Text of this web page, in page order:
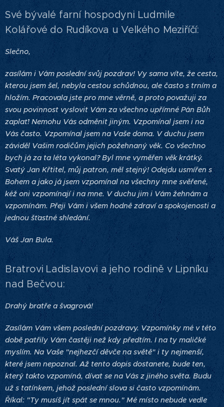
Své bývalé farní hospodyni Ludmile
Kolářové do Rudíkova u Velkého Meziříčí:
Slečno,
zasílám i Vám poslední svůj pozdrav! Vy sama víte, že cesta,
kterou jsem šel, nebyla cestou schůdnou, ale často s trním a
hložím. Pracovala jste pro mne věrně, a proto považuji za
svou povinnost vyslovit Vám za všechno upřímné Pán Bůh
zaplať! Nemohu Vás odměnit jiným. Vzpomínal jsem i na
Vás často. Vzpomínal jsem na Vaše doma. V duchu jsem
záviděl Vašim rodičům jejich požehnaný věk. Co všechno
bych já za ta léta vykonal? Byl mne vyměřen věk krátký.
Svatý Jan Křtitel, můj patron, měl stejný! Odejdu usmířen s
Bohem a jako já jsem vzpomínal na všechny mne svěřené,
kéž oni vzpomínají i na mne. V duchu jim i Vám žehnám a
vzpomínám. Přeji Vám i všem hodně zdraví a spokojenosti a
jednou šťastné shledání.
Váš Jan Bula.
Bratrovi Ladislavovi a jeho rodině v Lipníku
nad Bečvou:
Drahý bratře a švagrová!
Zasílám Vám všem poslední pozdravy. Vzpomínky mé v této
době patřily Vám častěji než kdy předtím. I na ty maličké
myslím. Na Vaše "nejhezčí děvče na světě" i ty nejmenší,
které jsem nepoznal. Až tento dopis dostanete, bude ten,
který takto vzpomíná, dívat se na Vás z jiného světa. Budu
už s tatínkem, jehož poslední slova si často vzpomínám.
Říkal: "Ty musíš jít spát se mnou." Mé místo nebude vedle